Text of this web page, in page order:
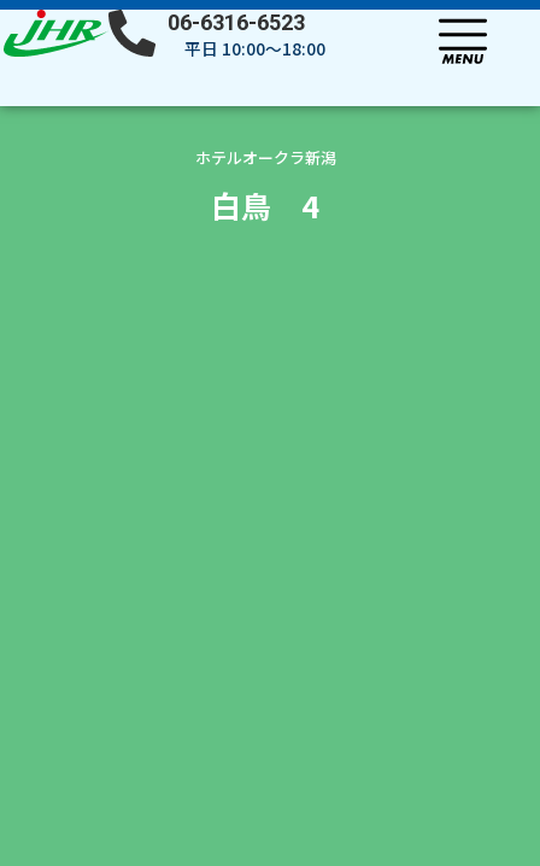
内
容
キ
06-6316-6523
平日 10:00～18:00
ホテルオークラ新潟
白鳥 4